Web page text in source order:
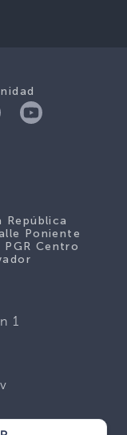
República
Poniente
Centro
1